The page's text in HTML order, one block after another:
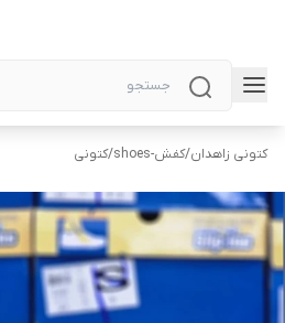
کتونی زاهدان/کفش-shoes /کتونی